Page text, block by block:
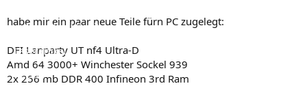
Neueste Aktivitäten
Leserartikel
Regeln
habe mir ein paar neue Teile fürn PC zugelegt:
DFI Lanparty UT nf4 Ultra-D
Amd 64 3000+ Winchester Sockel 939
2x 256 mb DDR 400 Infineon 3rd Ram